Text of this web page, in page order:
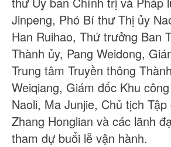
Jinpeng, Phó Bí thư Thị ủy
Han Ruihao, Thứ trưởng Ban
Thành ủy, Pang Weidong,
Trung tâm Truyền thông
Weiqiang, Giám đốc Khu
Naoli, Ma Junjie, Chủ tịch
Zhang Honglian và các lãnh
tham dự buổi lễ vận hành.